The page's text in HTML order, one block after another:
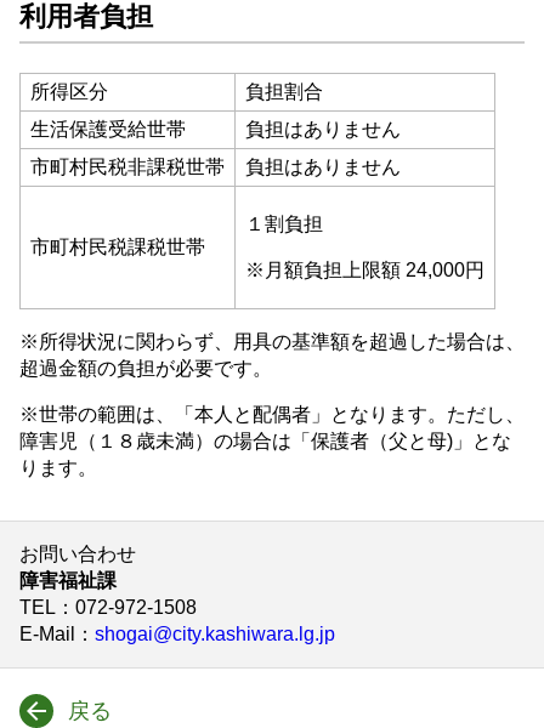
利用者負担
所得区分
負担割合
生活保護受給世帯
負担はありません
市町村民税非課税世帯
負担はありません
市町村民税課税世帯
１割負担
※月額負担上限額 24,000円
※所得状況に関わらず、用具の基準額を超過した場合は、
超過金額の負担が必要です。
※世帯の範囲は、「本人と配偶者」となります。ただし、
障害児（１８歳未満）の場合は「保護者（父と母)」とな
ります。
お問い合わせ
障害福祉課
TEL ：072-972-1508
E-Mail
： shogai@city.kashiwara.lg.jp
戻る